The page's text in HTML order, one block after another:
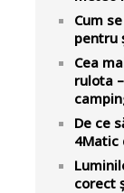
Cum
pentru
Cea
rulota
De ce
4Matic
corect